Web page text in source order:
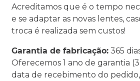
Acreditamos que é o tempo
e se adaptar as novas lentes,
troca é realizada sem custos!
Garantia de fabricação: 365
Oferecemos 1 ano de garantia
data de recebimento do